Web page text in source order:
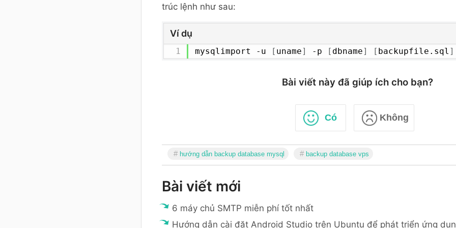
trúc lệnh như sau:
Ví dụ
mysqlimport -u [ uname] -p [ dbname] [ backupfile.sql ]
Bài viết này đã giúp ích cho bạn?
Có Không
hướng dẫn backup database mysql backup database vps
Bài viết mới
6 máy chủ SMTP miễn phí tốt nhất
Hướng dẫn cài đặt Android Studio trên Ubuntu để phát triển ứng